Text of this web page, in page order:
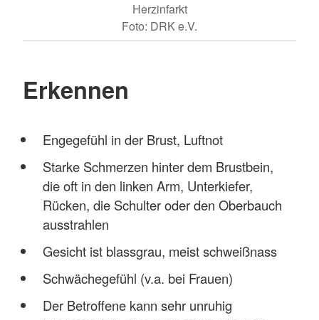
Herzinfarkt
Foto: DRK e.V.
Erkennen
Engegefühl in der Brust, Luftnot
Starke Schmerzen hinter dem Brustbein,
die oft in den linken Arm, Unterkiefer,
Rücken, die Schulter oder den Oberbauch
ausstrahlen
Gesicht ist blassgrau, meist schweißnass
Schwächegefühl (v.a. bei Frauen)
Der Betroffene kann sehr unruhig